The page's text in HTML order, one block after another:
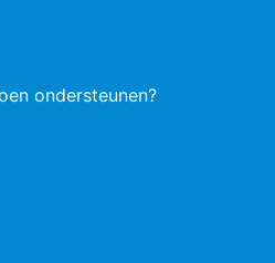
ondersteunen?